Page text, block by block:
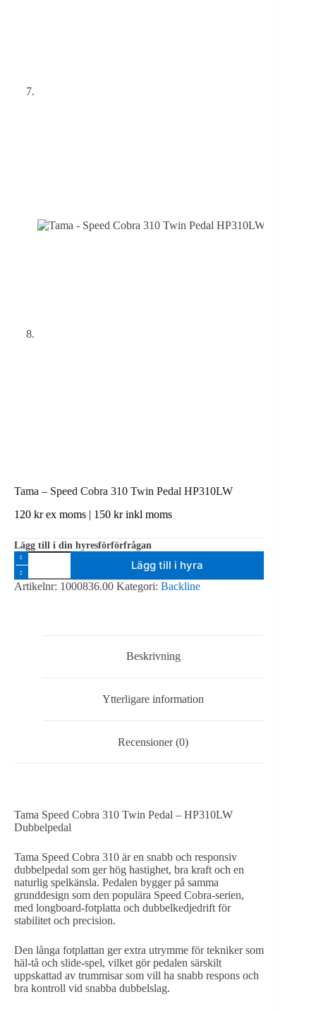
Tama – Speed Cobra 310 Twin Pedal HP310LW
120 krex moms | 150 krinkl moms
Lägg till i din hyresförförfrågan
Tama
-
Speed
Cobra
Lägg till i hyra
Artikelnr: 1000836.00 Kategori: Backline
Beskrivning
Ytterligare information
Recensioner (0)
Tama Speed Cobra 310 Twin Pedal – HP310LW
Dubbelpedal
Tama Speed Cobra 310 är en snabb och responsiv
dubbelpedal som ger hög hastighet, bra kraft och en
naturlig spelkänsla. Pedalen bygger på samma
grunddesign som den populära Speed Cobra-serien,
med longboard-fotplatta och dubbelkedjedrift för
stabilitet och precision.
Den långa fotplattan ger extra utrymme för tekniker som
häl-tå och slide-spel, vilket gör pedalen särskilt
uppskattad av trummisar som vill ha snabb respons och
bra kontroll vid snabba dubbelslag.